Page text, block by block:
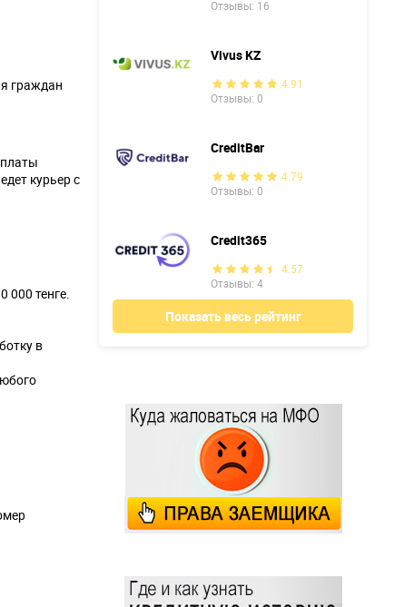
Отзывы: 16
Vivus KZ
4.91
Отзывы: 0
CreditBar
4.79
Отзывы: 0
Credit365
4.57
Отзывы: 4
Показать весь рейтинг
граждан
курьер с
000 тенге.
в